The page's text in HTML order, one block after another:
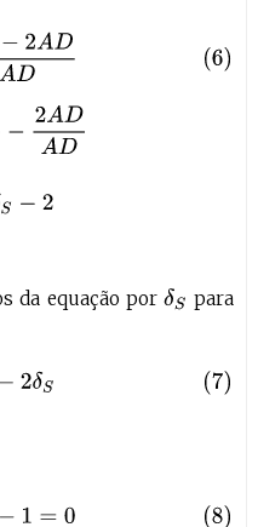
BA D−2AD
da equação porδS para
2−2δS
δS− 1=0